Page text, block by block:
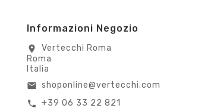
Informazioni Negozio
location_on
Vertecchi Roma
Roma
Italia
email shoponline@vertecchi.com
call +39 06 33 22 821